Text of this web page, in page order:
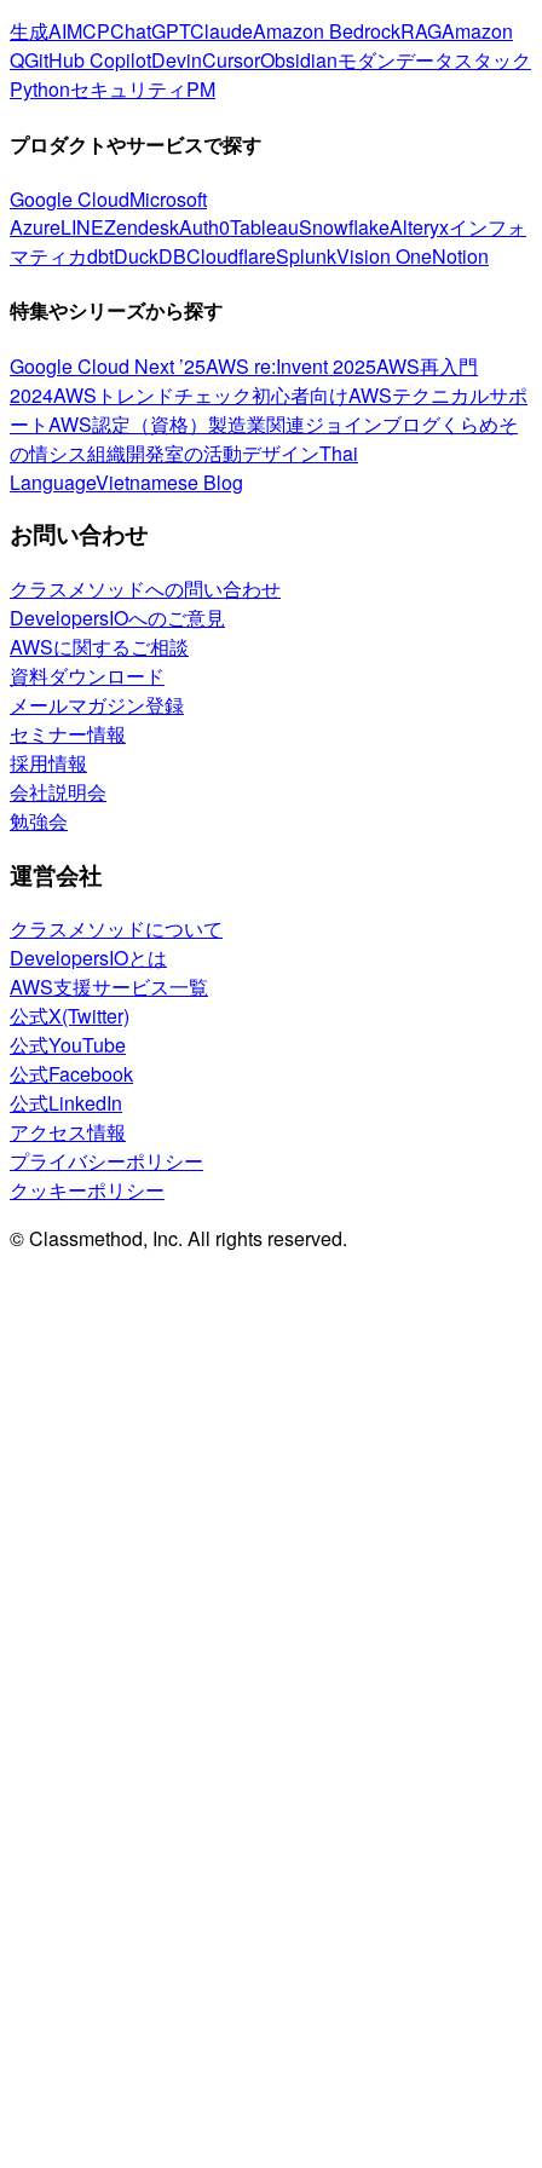
生成AIMCPChatGPTClaudeAmazon BedrockRAGAmazon
QGitHub CopilotDevinCursorObsidianモダンデータスタック
PythonセキュリティPM
プロダクトやサービスで探す
Google CloudMicrosoft
AzureLINEZendeskAuth0TableauSnowflakeAlteryxインフォ
マティカdbtDuckDBCloudflareSplunkVision OneNotion
特集やシリーズから探す
Google Cloud Next ’25AWS re:Invent 2025AWS再入門
2024AWSトレンドチェック初心者向けAWSテクニカルサポ
ートAWS認定（資格） 製造業関連ジョインブログくらめそ
の情シス組織開発室の活動デザインThai
LanguageVietnamese Blog
お問い合わせ
クラスメソッドへの問い合わせ
DevelopersIOへのご意見
AWSに関するご相談
資料ダウンロード
メールマガジン登録
セミナー情報
採用情報
会社説明会
勉強会
運営会社
クラスメソッドについて
DevelopersIOとは
AWS支援サービス一覧
公式X(Twitter)
公式YouTube
公式Facebook
公式LinkedIn
アクセス情報
プライバシーポリシー
クッキーポリシー
© Classmethod, Inc. All rights reserved.